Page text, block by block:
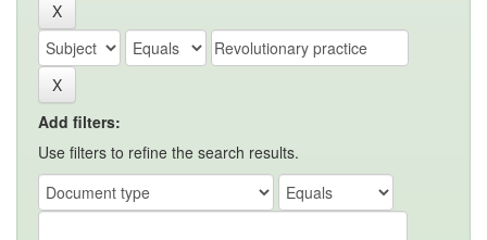
Add filters:
Use filters to refine the search results.